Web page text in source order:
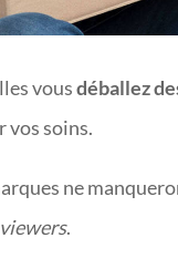
vousdéballez
vos soins.
ne
viewers.